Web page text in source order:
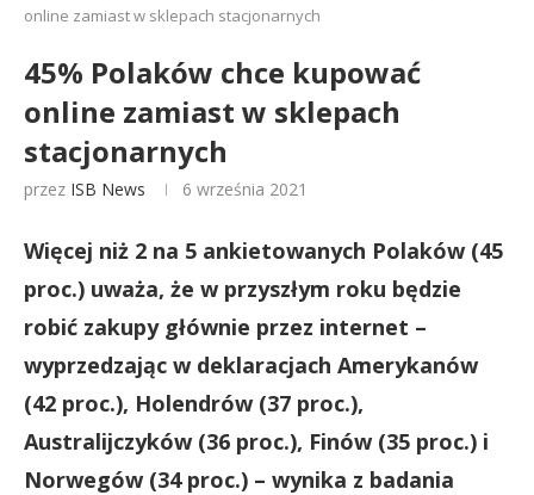
online zamiast w sklepach stacjonarnych
45% Polaków chce kupować
online zamiast w sklepach
stacjonarnych
przez ISB News 6 września 2021
Więcej niż 2 na 5 ankietowanych Polaków (45
proc.) uważa, że w przyszłym roku będzie
robić zakupy głównie przez internet –
wyprzedzając w deklaracjach Amerykanów
(42 proc.), Holendrów (37 proc.),
Australijczyków (36 proc.), Finów (35 proc.) i
Norwegów (34 proc.) – wynika z badania